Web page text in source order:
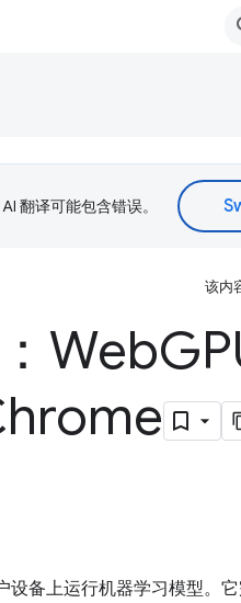
翻译可能包含错误。
该内
Web
设备上运行机器学习模型。